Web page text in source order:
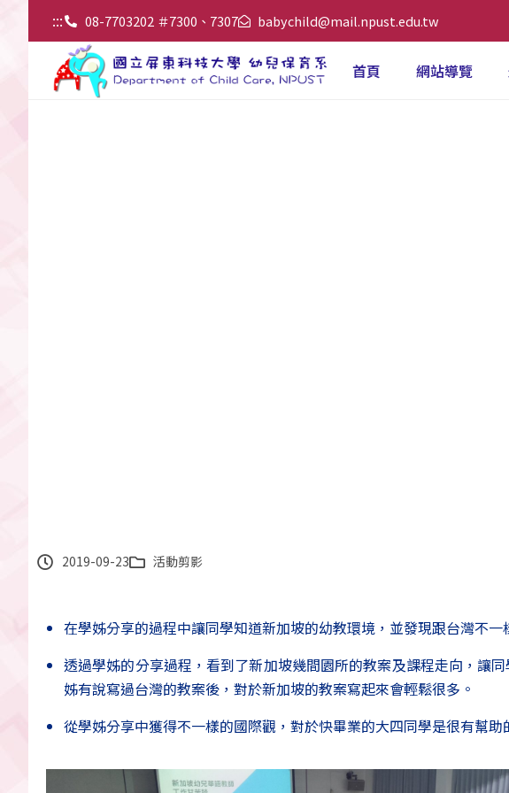
::: 08-7703202 ＃7300、7307 babychild@mail.npust.edu.tw
首頁 網站導覽
2019-09-23 活動剪影
在學姊分享的過程中讓同學知道新加坡的幼教環境，並發現跟台灣不
透過學姊的分享過程，看到了新加坡幾間園所的教案及課程走向，讓
姊有說寫過台灣的教案後，對於新加坡的教案寫起來會輕鬆很多。
從學姊分享中獲得不一樣的國際觀，對於快畢業的大四同學是很有幫助